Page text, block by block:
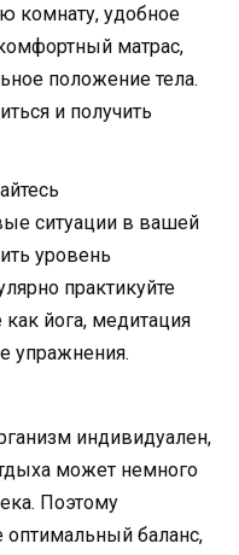
комнату, удобное
матрас,
положение тела.
и получить
ситуации в вашей
уровень
практикуйте
йога, медитация
упражнения.
индивидуален,
может немного
Поэтому
оптимальный баланс,